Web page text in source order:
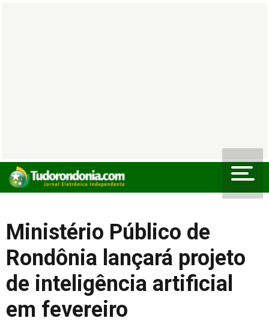
Ministério Público de
Rondônia lançará projeto
de inteligência artificial
em fevereiro